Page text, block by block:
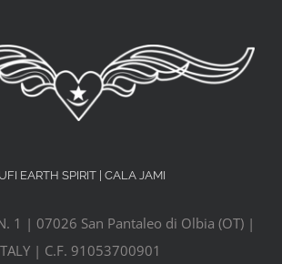
EARTH SPIRIT | CALA JAMI
1 | 07026 San Pantaleo di Olbia (OT) |
| C.F. 91053700901